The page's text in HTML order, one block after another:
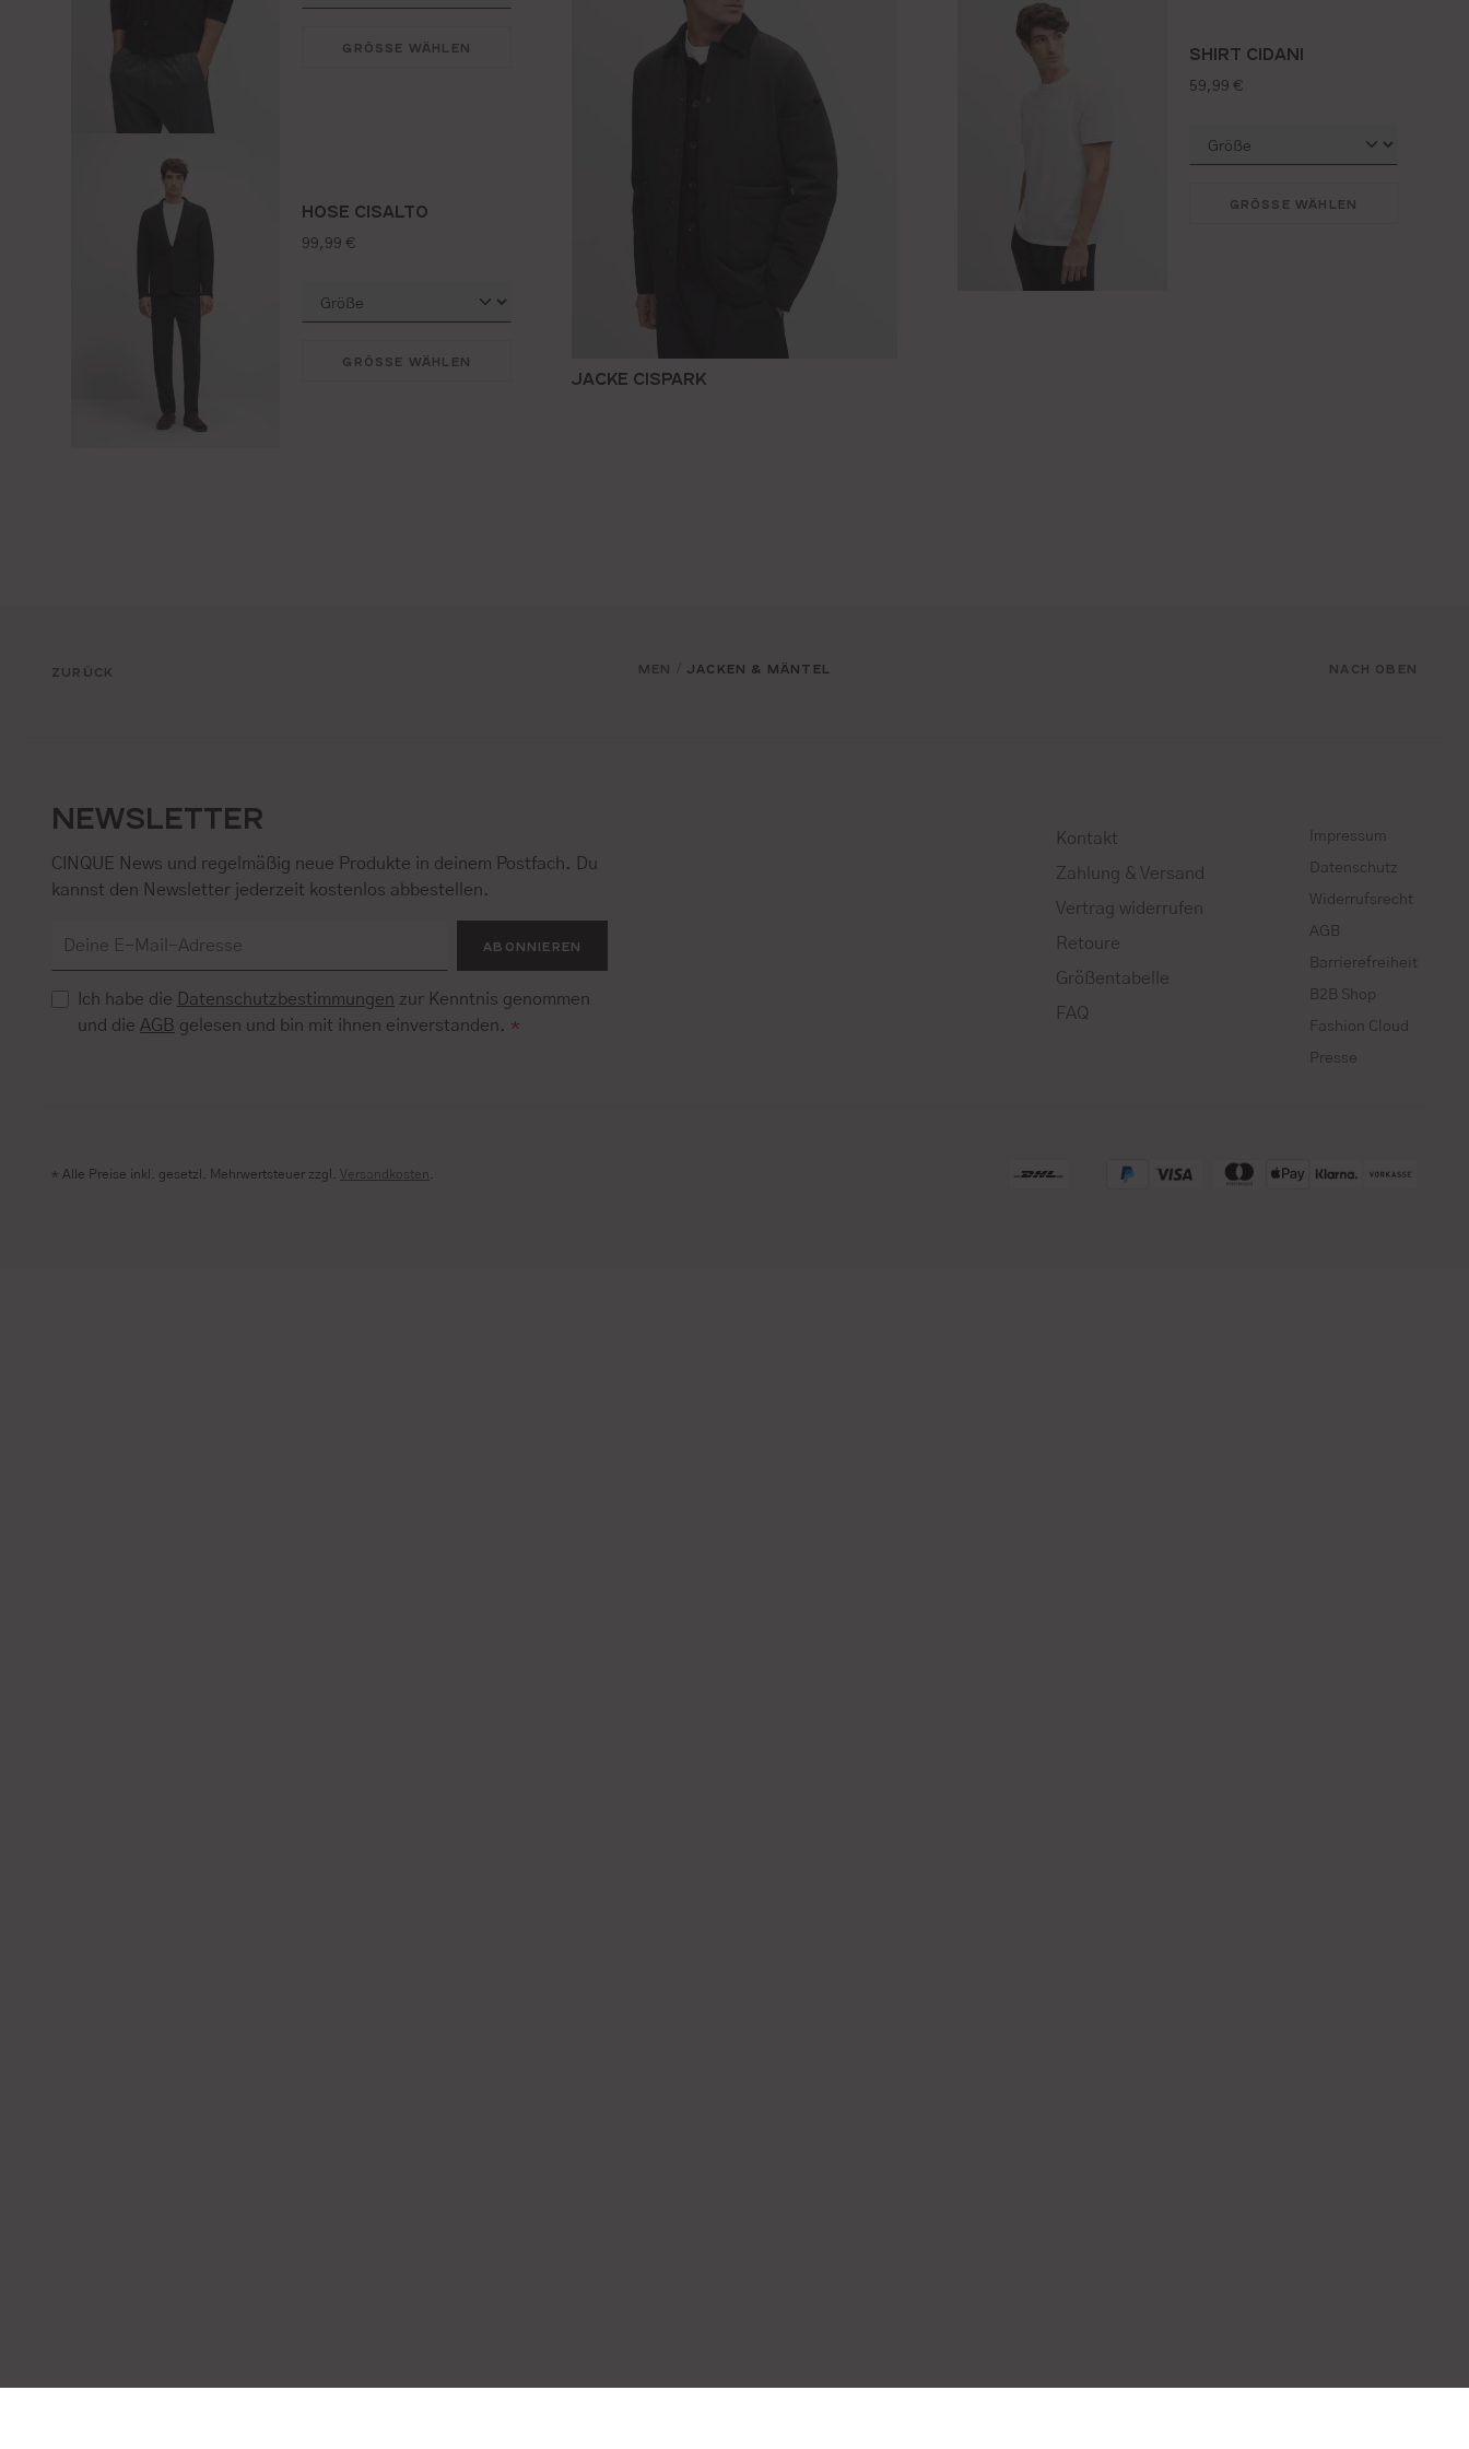
JACKE CISPARK
GRÖSSE WÄHLEN
HOSE CISALTO
regulärer preis:
99,99 €
GRÖSSE WÄHLEN
SHIRT CIDANI
regulärer preis:
59,99 €
GRÖSSE WÄHLEN
ZURÜCK MEN JACKEN & MÄNTEL NACH OBEN
NEWSLETTER
CINQUE News und regelmäßig neue Produkte in deinem Postfach. Du
kannst den Newsletter jederzeit kostenlos abbestellen.
ABONNIEREN
Ich habe die Datenschutzbestimmungen zur Kenntnis genommen
und die AGB gelesen und bin mit ihnen einverstanden. *
Kontakt
Zahlung & Versand
Vertrag widerrufen
Retoure
Größentabelle
FAQ
Impressum
Datenschutz
Widerrufsrecht
AGB
Barrierefreiheit
B2B Shop
Fashion Cloud
Presse
* Alle Preise inkl. gesetzl. Mehrwertsteuer zzgl.Versandkosten